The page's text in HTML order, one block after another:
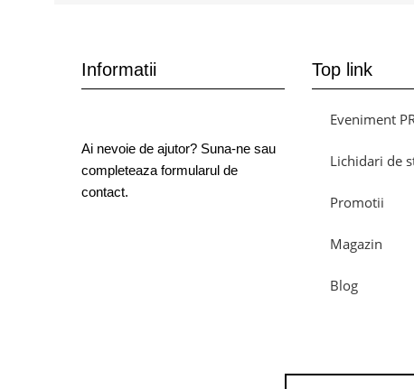
Informatii
Ai nevoie de ajutor? Suna-ne sau
completeaza formularul de
contact.
Top link
Eveniment
Lichidari de
Promotii
Magazin
Blog